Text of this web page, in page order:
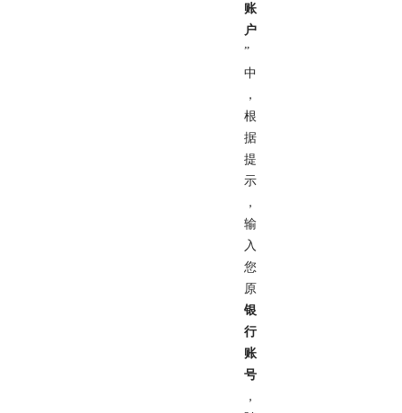
账
户
”
中
，
根
据
提
示
，
输
入
您
原
银
行
账
号
，